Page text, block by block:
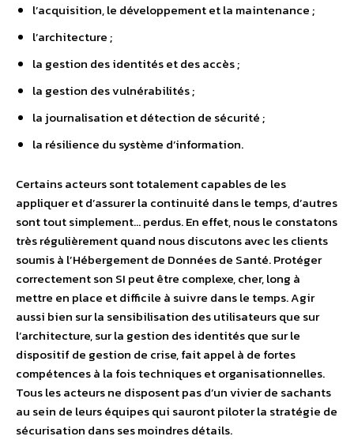
l’acquisition, le développement et la maintenance ;
l’architecture ;
la gestion des identités et des accès ;
la gestion des vulnérabilités ;
la journalisation et détection de sécurité ;
la résilience du système d’information.
Certains acteurs sont totalement capables de les
appliquer et d’assurer la continuité dans le temps, d’autres
sont tout simplement… perdus. En effet, nous le constatons
très régulièrement quand nous discutons avec les clients
soumis à l’Hébergement de Données de Santé. Protéger
correctement son SI peut être complexe, cher, long à
mettre en place et difficile à suivre dans le temps. Agir
aussi bien sur la sensibilisation des utilisateurs que sur
l’architecture, sur la gestion des identités que sur le
dispositif de gestion de crise, fait appel à de fortes
compétences à la fois techniques et organisationnelles.
Tous les acteurs ne disposent pas d’un vivier de sachants
au sein de leurs équipes qui sauront piloter la stratégie de
sécurisation dans ses moindres détails.